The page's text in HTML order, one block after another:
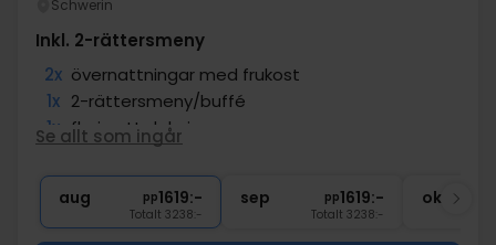
Schwerin
Inkl. 2-rättersmeny
2x övernattningar med frukost
1x 2-rättersmeny/buffé
1x fl. vin att dela i rum
1 välkomstdrink
1x Tillgång till bastu
Se allt som ingår
aug pp1619:-
Totalt 3238:-
sep pp1619:-
Totalt 3238:-
okt